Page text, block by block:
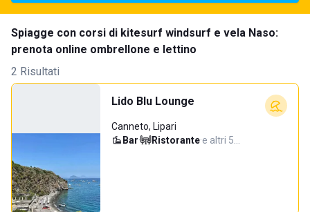
Spiagge con corsi di kitesurf windsurf e vela Naso:
prenota online ombrellone e lettino
2 Risultati
Lido Blu Lounge
Canneto, Lipari
Bar· Ristorante·e altri 5…